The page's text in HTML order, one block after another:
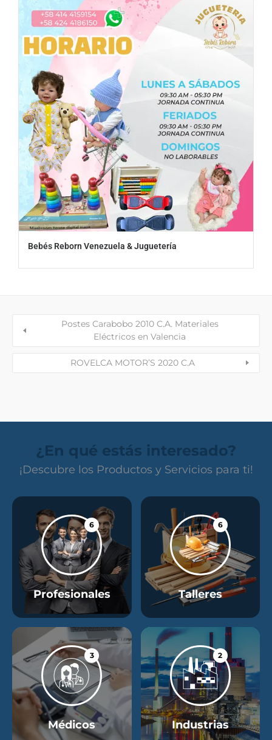
Bebés Reborn Venezuela & Juguetería
Postes Carabobo 2010 C.A. Materiales
Eléctricos en Valencia
ROVELCA MOTOR’S 2020 C.A
¿En qué estás interesado?
¡Descubre los Productos y Servicios para ti!
6
Profesionales
6
Talleres
3
Médicos
2
Industrias